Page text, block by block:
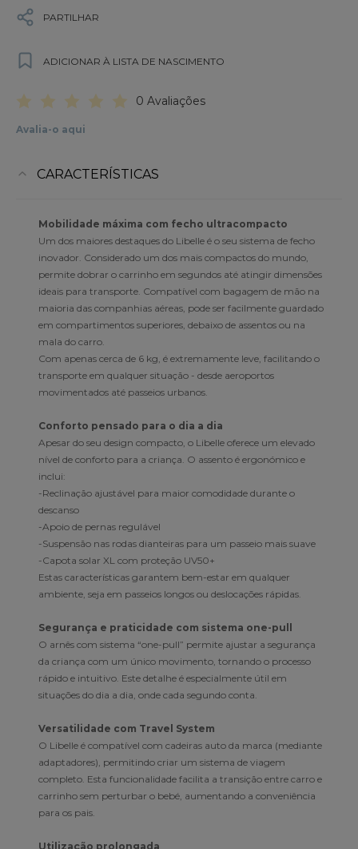
PARTILHAR
ADICIONAR À LISTA DE NASCIMENTO
0 Avaliações
Avalia-o aqui
CARACTERÍSTICAS
Mobilidade máxima com fecho ultracompacto
Um dos maiores destaques do Libelle é o seu sistema de fecho
inovador. Considerado um dos mais compactos do mundo,
permite dobrar o carrinho em segundos até atingir dimensões
ideais para transporte. Compatível com bagagem de mão na
maioria das companhias aéreas, pode ser facilmente guardado
em compartimentos superiores, debaixo de assentos ou na
mala do carro.
Com apenas cerca de 6 kg, é extremamente leve, facilitando o
transporte em qualquer situação - desde aeroportos
movimentados até passeios urbanos.
Conforto pensado para o dia a dia
Apesar do seu design compacto, o Libelle oferece um elevado
nível de conforto para a criança. O assento é ergonómico e
inclui:
-Reclinação ajustável para maior comodidade durante o
descanso
-Apoio de pernas regulável
-Suspensão nas rodas dianteiras para um passeio mais suave
-Capota solar XL com proteção UV50+
Estas características garantem bem-estar em qualquer
ambiente, seja em passeios longos ou deslocações rápidas.
Segurança e praticidade com sistema one-pull
O arnês com sistema “one-pull” permite ajustar a segurança
da criança com um único movimento, tornando o processo
rápido e intuitivo. Este detalhe é especialmente útil em
situações do dia a dia, onde cada segundo conta.
Versatilidade com Travel System
O Libelle é compatível com cadeiras auto da marca (mediante
adaptadores), permitindo criar um sistema de viagem
completo. Esta funcionalidade facilita a transição entre carro e
carrinho sem perturbar o bebé, aumentando a conveniência
para os pais.
Utilização prolongada